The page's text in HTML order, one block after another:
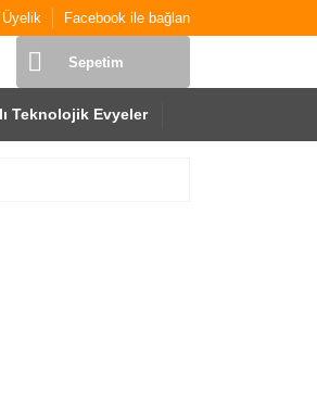
Facebook ile bağlan
Sepetim
Teknolojik Evyeler